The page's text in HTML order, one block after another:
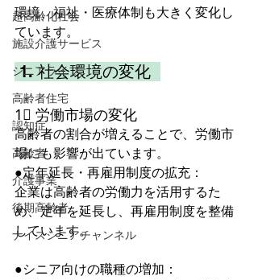
超高齢化社会
施設介護サービス
シニアライフ
高齢者住宅
認知症
高齢者
介護事業
後期高齢者
ナイスシニアチャンネル
環境、福祉・医療体制も大きく変化し
ています。
1. 社会環境の変化
1⃣ 労働市場の変化
高齢者の割合が増えることで、労働市
場にも影響が出ています。
●定年延長・再雇用制度の拡充：
企業は高齢者の労働力を活用するた
め、定年を延長し、再雇用制度を整備
しています。
●シニア向けの職種の増加：